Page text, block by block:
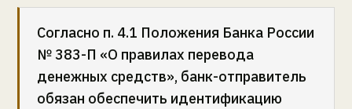
Согласно п. 4.1 Положения Банка России
№ 383-П «О правилах перевода
денежных средств», банк-отправитель
обязан обеспечить идентификацию